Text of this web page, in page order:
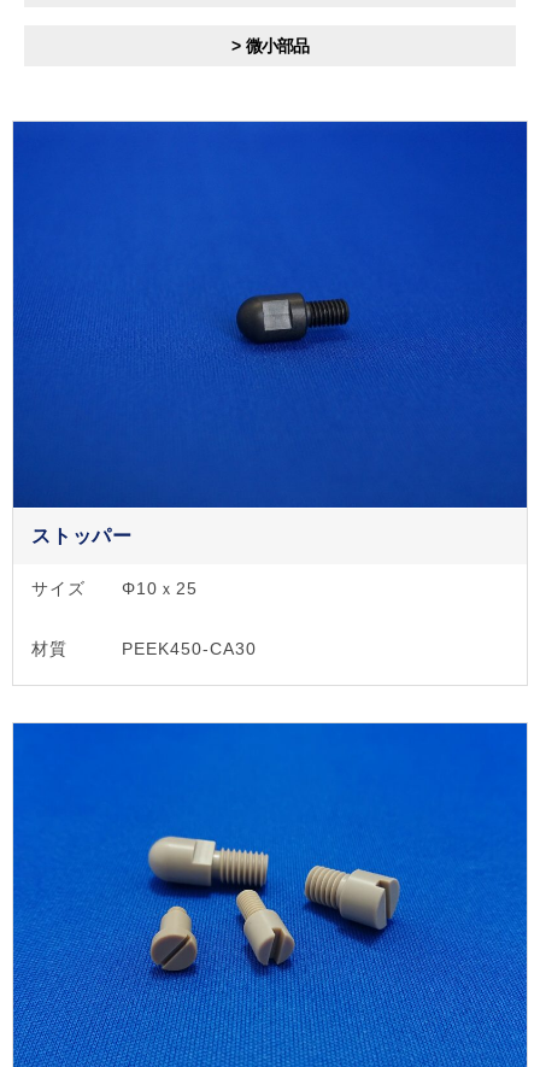
微小部品
ストッパー
サイズ Φ10ｘ25
材質 PEEK450-CA30